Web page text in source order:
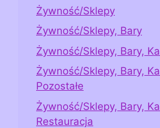
Żywność/Sklepy
Żywność/Sklepy, Bary
Żywność/Sklepy, Bary,
Żywność/Sklepy, Bary,
Pozostałe
Żywność/Sklepy, Bary,
Restauracja